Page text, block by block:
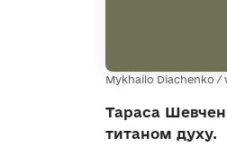
Mykhailo Diachenko /
Тараса
титаном духу.